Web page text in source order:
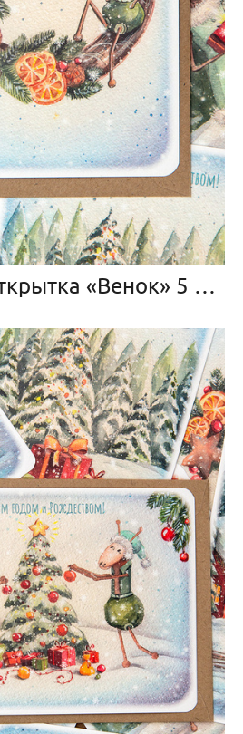
Новогодняя открытка «Венок» 5 штук с конвертами